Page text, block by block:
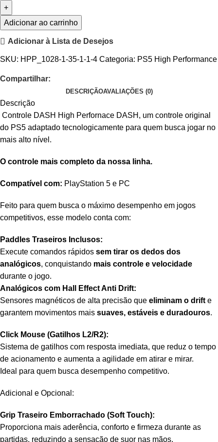
Adicionar ao carrinho
Adicionar à Lista de Desejos
SKU: HPP_1028-1-35-1-1-4 Categoria: PS5 High Performance
Compartilhar:
DESCRIÇÃOAVALIAÇÕES (0)
Descrição
Controle DASH High Perfornace DASH, um controle original
do PS5 adaptado tecnologicamente para quem busca jogar no
mais alto nível.
O controle mais completo da nossa linha.
Compatível com: PlayStation 5 e PC
Feito para quem busca o máximo desempenho em jogos
competitivos, esse modelo conta com:
Paddles Traseiros Inclusos:
Execute comandos rápidos sem tirar os dedos dos
analógicos, conquistando mais controle e velocidade
durante o jogo.
Analógicos com Hall Effect Anti Drift:
Sensores magnéticos de alta precisão que eliminam o drift e
garantem movimentos mais suaves, estáveis e duradouros.
Click Mouse (Gatilhos L2/R2):
Sistema de gatilhos com resposta imediata, que reduz o tempo
de acionamento e aumenta a agilidade em atirar e mirar.
Ideal para quem busca desempenho competitivo.
Adicional e Opcional:
Grip Traseiro Emborrachado (Soft Touch):
Proporciona mais aderência, conforto e firmeza durante as
partidas, reduzindo a sensação de suor nas mãos.